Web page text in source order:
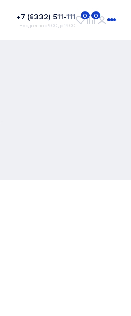
+7 (8332) 511-111
Ежедневно с 9:00 до 19:00
0 0